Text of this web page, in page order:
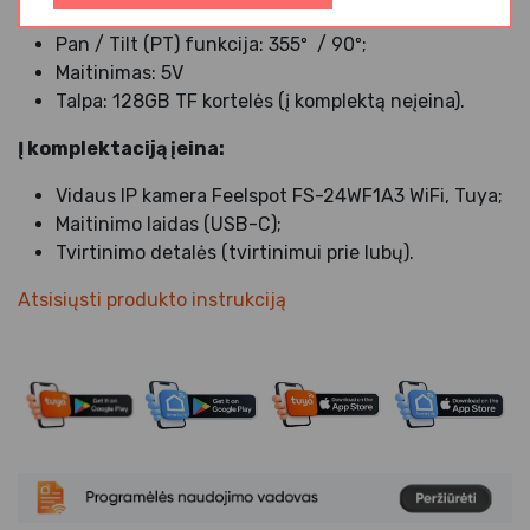
Video kompresija: H.265;
Pan / Tilt (PT) funkcija: 355º / 90º;
Maitinimas: 5V
Talpa: 128GB TF kortelės (į komplektą neįeina).
Į komplektaciją įeina:
Vidaus IP kamera Feelspot FS-24WF1A3 WiFi, Tuya;
Maitinimo laidas (USB-C);
Tvirtinimo detalės (tvirtinimui prie lubų).
Atsisiųsti produkto instrukciją